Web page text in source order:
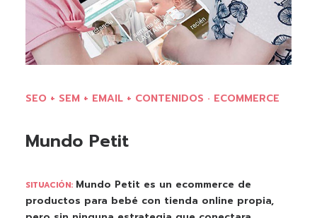
SEO + SEM + EMAIL + CONTENIDOS · ECOMMERCE
Mundo Petit
SITUACIÓN: Mundo Petit es un ecommerce de
productos para bebé con tienda online propia,